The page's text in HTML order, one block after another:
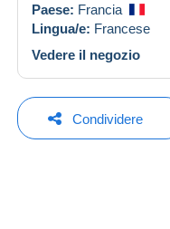
Paese: Francia
Lingua/e: Francese
Vedere il negozio
Condividere